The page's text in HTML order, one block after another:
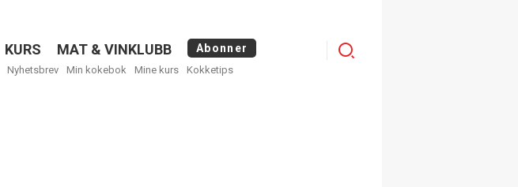
KURS MAT & VINKLUBB Abonner
Nyhetsbrev Min kokebok Mine kurs Kokketips
Logg